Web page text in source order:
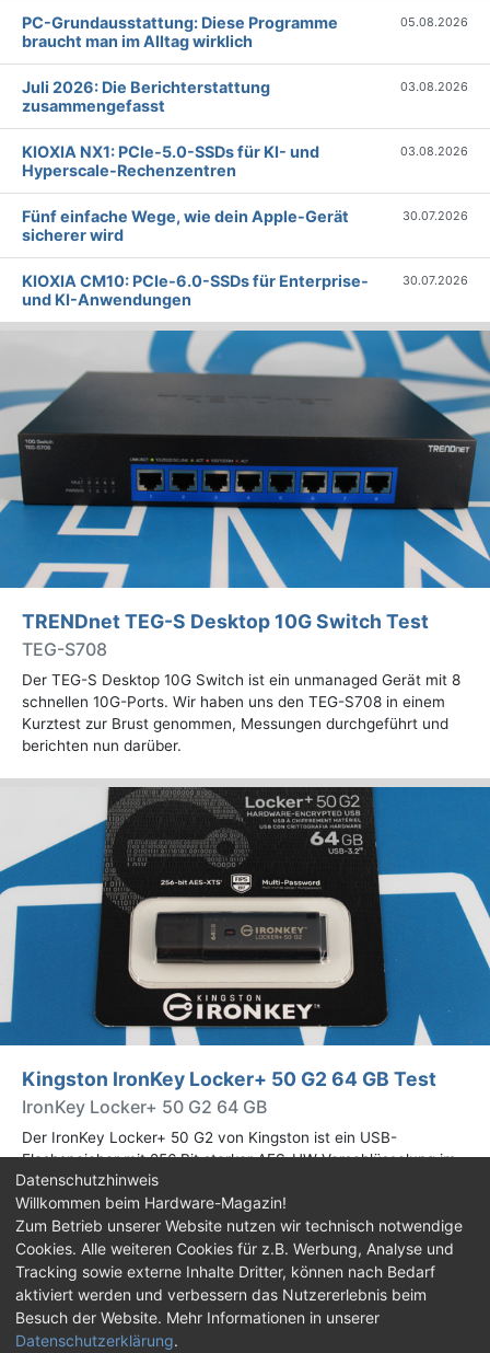
PC-Grundausstattung: Diese Programme
braucht man im Alltag wirklich
05.08.2026
Juli 2026: Die Bericht­erstattung
zusammengefasst
03.08.2026
KIOXIA NX1: PCIe-5.0-SSDs für KI- und
Hyperscale-Rechenzentren
03.08.2026
Fünf einfache Wege, wie dein Apple-Gerät
sicherer wird
30.07.2026
KIOXIA CM10: PCIe-6.0-SSDs für Enterprise-
und KI-Anwendungen
30.07.2026
TRENDnet TEG-S Desktop 10G Switch Test
TEG-S708
Der TEG-S Desktop 10G Switch ist ein unmanaged Gerät mit 8
schnellen 10G-Ports. Wir haben uns den TEG-S708 in einem
Kurztest zur Brust genommen, Messungen durchgeführt und
berichten nun darüber.
Kingston IronKey Locker+ 50 G2 64 GB Test
IronKey Locker+ 50 G2 64 GB
Der IronKey Locker+ 50 G2 von Kingston ist ein USB-
Flashspeicher mit 256 Bit starker AES-HW-Verschlüsselung im
XTS-Modus. Wir haben das 64-GB-Modell im Praxistest
genauer begutachtet.
Impressum| Kontakt |Jobs |Datenschutz |
Consent‑Einstellungen |Haftungsausschluss
Feed Facebook
Datenschutzhinweis
Willkommen beim Hardware-Magazin!
Zum Betrieb unserer Website nutzen wir technisch notwendige
Cookies. Alle weiteren Cookies für z.B. Werbung, Analyse und
Tracking sowie externe Inhalte Dritter, können nach Bedarf
aktiviert werden und verbessern das Nutzererlebnis beim
Besuch der Website. Mehr Informationen in unserer
Datenschutzerklärung.